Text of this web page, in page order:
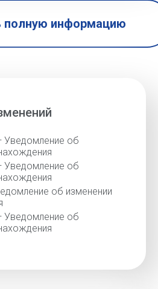
полную информацию
Уведомление об
Уведомление об
об изменении
Уведомление об